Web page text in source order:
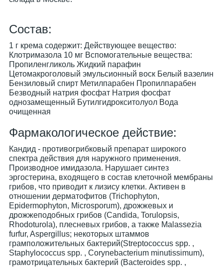
Cостав:
1 г крема содержит: Действующее вещество:
Клотримазола 10 мг Вспомогательные вещества:
Пропиленгликоль Жидкий парафин
Цетомакроголовый эмульсионный воск Белый вазелин
Бензиловый спирт Метилпарабен Пропилпарабен
Безводный натрия фосфат Натрия фосфат
однозамещенный Бутилгидрокситолуол Вода
очищенная
Фармакологическое действие:
Кандид - противогрибковый препарат широкого
спектра действия для наружного применения.
Производное имидазола. Нарушает синтез
эргостерина, входящего в состав клеточной мембраны
грибов, что приводит к лизису клетки. Активен в
отношении дерматофитов (Trichophyton,
Epidermophyton, Microsporum), дрожжевых и
дрожжеподобных грибов (Candida, Torulopsis,
Rhodoturola), плесневых грибов, а также Malassezia
furfur, Aspergillus; некоторых штаммов
грамположительных бактерий(Streptococcus spp. ,
Staphylococcus spp. , Corynebacterium minutissimum),
грамотрицательных бактерий (Bacteroides spp. ,